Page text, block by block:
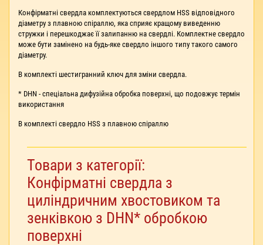
Конфірматні свердла комплектуються свердлом HSS відповідного
діаметру з плавною спіраллю, яка сприяє кращому виведенню
стружки і перешкоджає її залипанню на свердлі. Комплектне свердло
може бути замінено на будь-яке свердло іншого типу такого самого
діаметру.
В комплекті шестигранний ключ для зміни свердла.
* DHN - спеціальна дифузійна обробка поверхні, що подовжує термін
використання
В комплекті свердло HSS з плавною спіраллю
Товари з категорії:
Конфірматні свердла з
циліндричним хвостовиком та
зенківкою з DHN* обробкою
поверхні